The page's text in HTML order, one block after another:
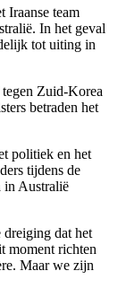
Iraanse team
In het geval
tot uiting in
Zuid-Korea
betraden het
politiek en het
tijdens de
in Australië
dreiging dat het
moment richten
Maar we zijn